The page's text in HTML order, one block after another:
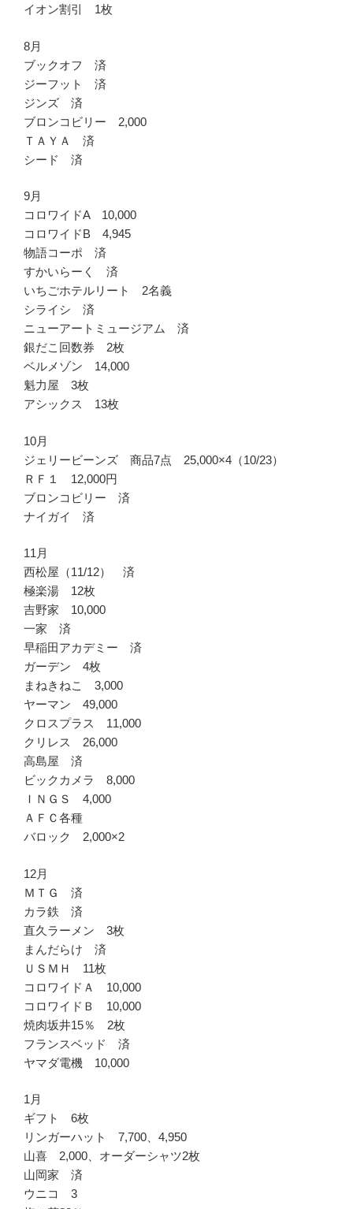
イオン割引 1枚
8月
ブックオフ 済
ジーフット 済
ジンズ 済
ブロンコビリー 2,000
ＴＡＹＡ 済
シード 済
9月
コロワイドA 10,000
コロワイドB 4,945
物語コーポ 済
すかいらーく 済
いちごホテルリート 2名義
シライシ 済
ニューアートミュージアム 済
銀だこ回数券 2枚
ベルメゾン 14,000
魁力屋 3枚
アシックス 13枚
10月
ジェリービーンズ 商品7点 25,000×4（10/23）
ＲＦ１ 12,000円
ブロンコビリー 済
ナイガイ 済
11月
西松屋（11/12） 済
極楽湯 12枚
吉野家 10,000
一家 済
早稲田アカデミー 済
ガーデン 4枚
まねきねこ 3,000
ヤーマン 49,000
クロスプラス 11,000
クリレス 26,000
高島屋 済
ビックカメラ 8,000
ＩＮＧＳ 4,000
ＡＦＣ各種
バロック 2,000×2
12月
ＭＴＧ 済
カラ鉄 済
直久ラーメン 3枚
まんだらけ 済
ＵＳＭＨ 11枚
コロワイドＡ 10,000
コロワイドＢ 10,000
焼肉坂井15％ 2枚
フランスベッド 済
ヤマダ電機 10,000
1月
ギフト 6枚
リンガーハット 7,700、4,950
山喜 2,000、オーダーシャツ2枚
山岡家 済
ウニコ 3